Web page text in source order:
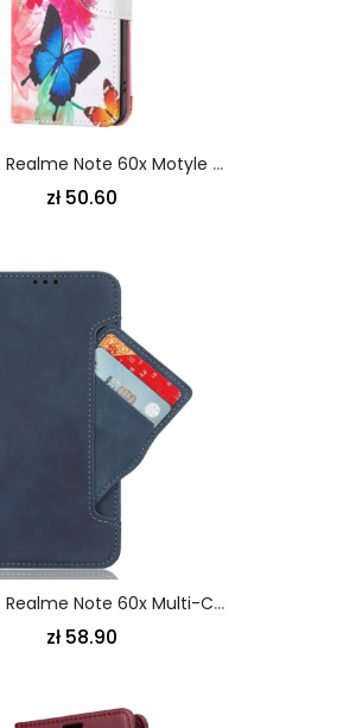
Etui Folio Realme Note 60x Motyle W Akwarele
zł 50.60
Etui Folio Realme Note 60x Multi-Card Etui Ochronne
zł 58.90